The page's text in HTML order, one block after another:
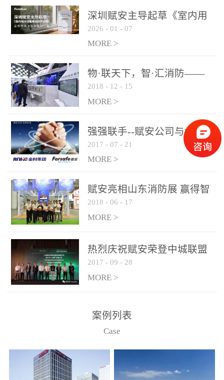
传统的火灾关测器无法被
及时缺发，不能及早发现
和有效扑救火火，这不仅
力和闲难，同时也将造成
巨大的经济损失和社会影
响，基至还会造成人员伤
亡。图像型火灾探测器正
是针对这种高大空间建筑
物的消防设施、设备通过
现场图像的实时获取、预
处理和特征提取分析，实
现火焰的跟踪和识别。能
更早的进行预警，达到早
报早防的效果。 系统构
成示意图： 图像型火灾
和监控端两大部分组成。
两者之间通过以太网相
联，一台监控主机最多可
从监控主机上获取，最多
只能接6台，超过的需从现
深圳赋安主导起草《室内用
光动能电池技术规程》 正式
布局光伏新能源产业
2026 - 01 - 07
MORE >
物·联天下，智·汇消防——
赋安F&S 2018上海消防展圆
满落幕
2018 - 12 - 15
MORE >
强强联手--赋安公司与金科
集团达成战略合作协议
2017 - 07 - 21
MORE >
赋安亮相山东消防展 赢得智
慧消防新荣耀
2018 - 06 - 17
MORE >
热烈庆祝赋安荣登中城联盟
联合采购战略合作平台
2017 - 09 - 28
MORE >
案例列表
Case